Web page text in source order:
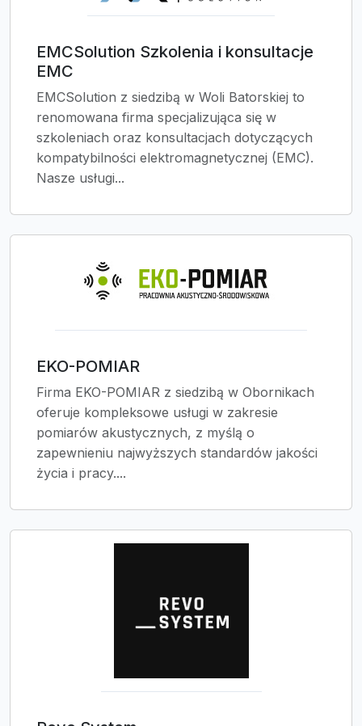
EMCSolution Szkolenia i konsultacje
EMC
EMCSolution z siedzibą w Woli Batorskiej to
renomowana firma specjalizująca się w
szkoleniach oraz konsultacjach dotyczących
kompatybilności elektromagnetycznej (EMC).
Nasze usługi...
EKO-POMIAR
Firma EKO-POMIAR z siedzibą w Obornikach
oferuje kompleksowe usługi w zakresie
pomiarów akustycznych, z myślą o
zapewnieniu najwyższych standardów jakości
życia i pracy....